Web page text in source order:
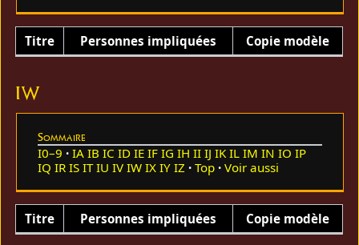
Titre Personnes impliquées Copie modèle
IW
Sommaire
I0–9 IA IB IC ID IE IF IG IH II IJ IK IL IM IN IO IP
IQ IR IS IT IU IV IW IX IY IZ Top Voir aussi
Titre Personnes impliquées Copie modèle